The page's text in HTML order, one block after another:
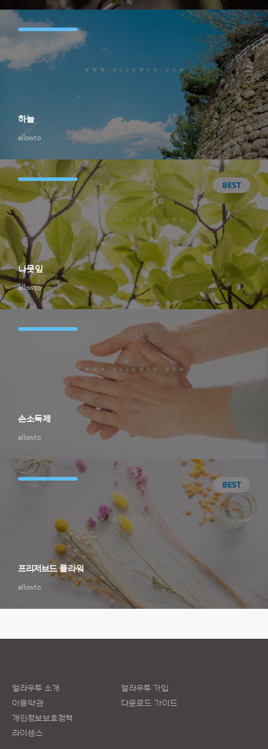
allowto
하늘
allowto
나뭇잎
allowto
손소독제
allowto
프리저브드 플라워
얼라우투 소개
이용약관
개인정보보호정책
라이센스
얼라우투 가입
다운로드 가이드